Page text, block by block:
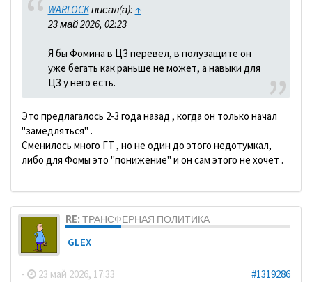
WARLOCKписал(а): ↑
23 май 2026, 02:23
Я бы Фомина в ЦЗ перевел, в полузащите он
уже бегать как раньше не может, а навыки для
ЦЗ у него есть.
Это предлагалось 2-3 года назад , когда он только начал
"замедляться" .
Сменилось много ГТ , но не один до этого недотумкал,
либо для Фомы это "понижение" и он сам этого не хочет .
RE: ТРАНСФЕРНАЯ ПОЛИТИКА
GLEX
- 23 май 2026, 17:33
#1319286